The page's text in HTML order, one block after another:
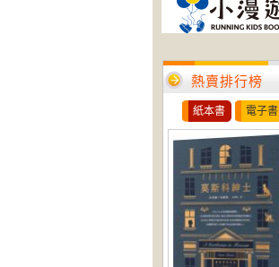
熱賣排行榜
紙本書 電子書